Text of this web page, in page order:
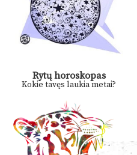
Rytų horoskopas
Kokie tavęs laukia metai?